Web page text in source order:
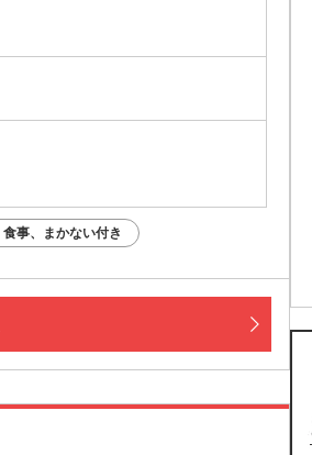
食事、まかない付き